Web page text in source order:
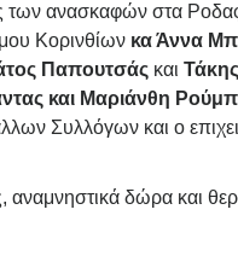
των ανασκαφών στα
Κορινθίων κα Άννα
Παπουτσάς και
και Μαριάνθη
Συλλόγων και ο
δώρα και